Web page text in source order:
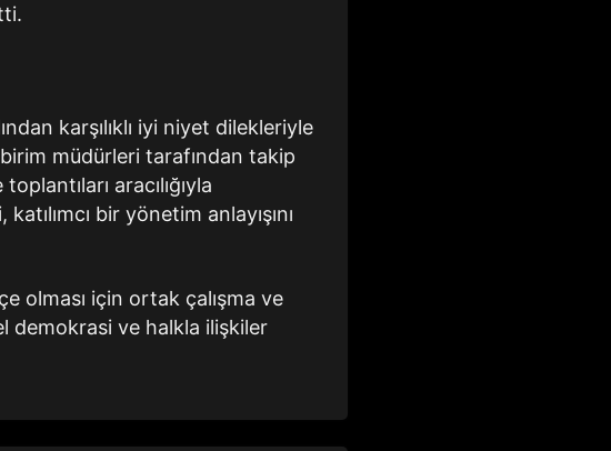
karşılıklı iyi niyet dilekleriyle
müdürleri tarafından takip
aracılığıyla
bir yönetim anlayışını
olması için ortak çalışma ve
demokrasi ve halkla ilişkiler